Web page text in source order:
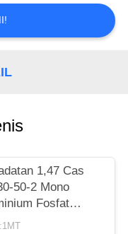
1,47 Cas
50-2 Mono
Fosfat
Tidak Berwarna